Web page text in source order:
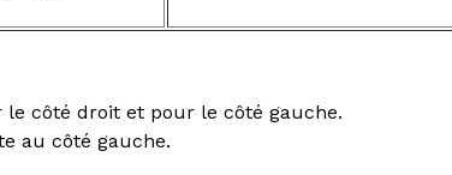
côté droit et pour le côté gauche.
au côté gauche.